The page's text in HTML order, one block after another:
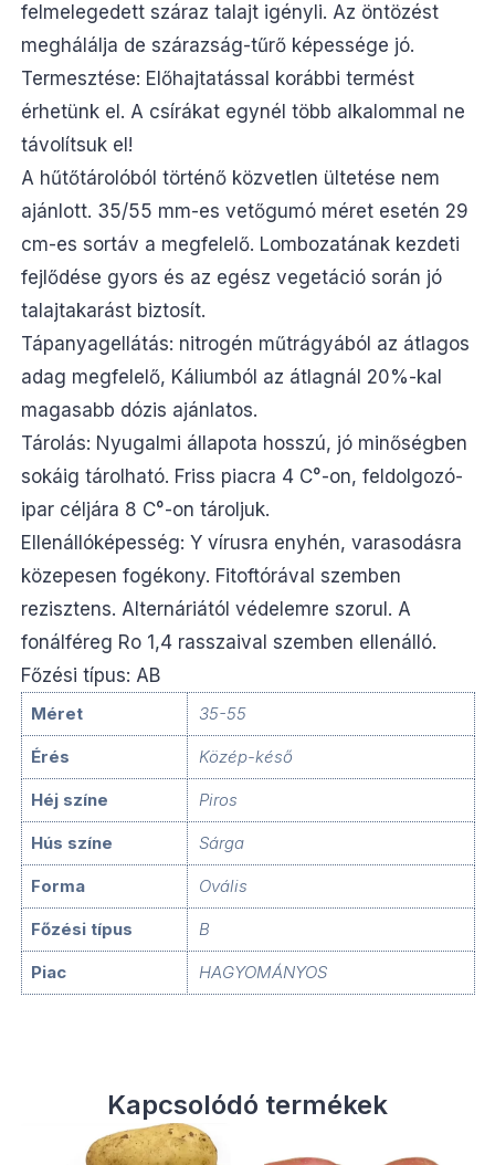
felmelegedett száraz talajt igényli. Az öntözést
meghálálja de szárazság-tűrő képessége jó.
Termesztése: Előhajtatással korábbi termést
érhetünk el. A csírákat egynél több alkalommal ne
távolítsuk el!
A hűtőtárolóból történő közvetlen ültetése nem
ajánlott. 35/55 mm-es vetőgumó méret esetén 29
cm-es sortáv a megfelelő. Lombozatának kezdeti
fejlődése gyors és az egész vegetáció során jó
talajtakarást biztosít.
Tápanyagellátás: nitrogén műtrágyából az átlagos
adag megfelelő, Káliumból az átlagnál 20%-kal
magasabb dózis ajánlatos.
Tárolás: Nyugalmi állapota hosszú, jó minőségben
sokáig tárolható. Friss piacra 4 C°-on, feldolgozó-
ipar céljára 8 C°-on tároljuk.
Ellenállóképesség: Y vírusra enyhén, varasodásra
közepesen fogékony. Fitoftórával szemben
rezisztens. Alternáriától védelemre szorul. A
fonálféreg Ro 1,4 rasszaival szemben ellenálló.
Főzési típus: AB
Méret 35-55
Érés Közép-késő
Héj színe Piros
Hús színe Sárga
Forma Ovális
Főzési típus B
Piac HAGYOMÁNYOS
Kapcsolódó termékek